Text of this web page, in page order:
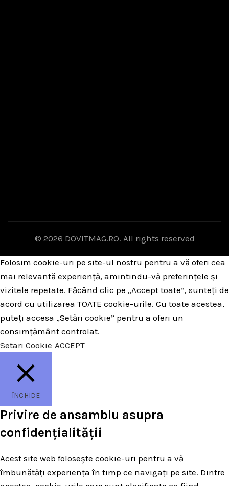
© 2026 DOVITMAG.RO. All rights reserved
Folosim cookie-uri pe site-ul nostru pentru a vă oferi cea
mai relevantă experiență, amintindu-vă preferințele și
vizitele repetate. Făcând clic pe „Accept toate”, sunteți de
acord cu utilizarea TOATE cookie-urile. Cu toate acestea,
puteți accesa „Setări cookie” pentru a oferi un
consimțământ controlat.
Setari Cookie ACCEPT
ÎNCHIDE
Privire de ansamblu asupra
confidențialității
Acest site web folosește cookie-uri pentru a vă
îmbunătăți experiența în timp ce navigați pe site. Dintre